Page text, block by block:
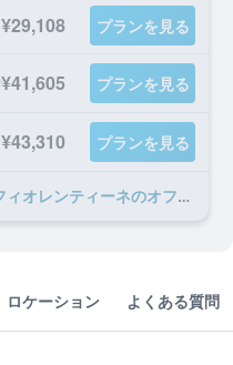
¥29,108 プランを見る
¥41,605 プランを見る
¥43,310 プランを見る
​その他4​件のB&B エモジオーニ フィオレンティーネのオファー
ロケーション よくある質問